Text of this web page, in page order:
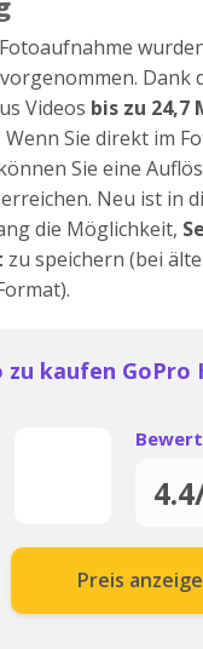
Dank
Videos bis zu 24,7
Wenn Sie direkt im
Sie eine
erreichen. Neu ist in
die Möglichkeit,
zu speichern (bei
zu kaufen GoPro
Preis